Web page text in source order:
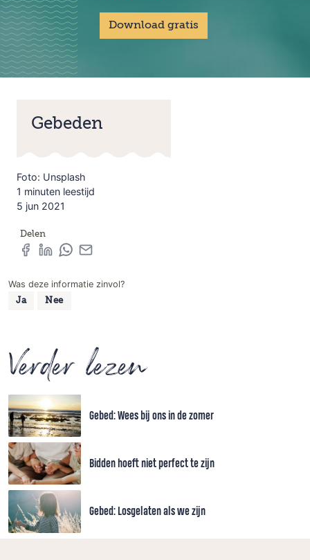
Download gratis
Gebeden
Foto: Unsplash
1 minuten leestijd
5 jun 2021
Delen
Was deze informatie zinvol?
Ja Nee
Verder lezen
Gebed: Wees bij ons in de zomer
Bidden hoeft niet perfect te zijn
Gebed: Losgelaten als we zijn